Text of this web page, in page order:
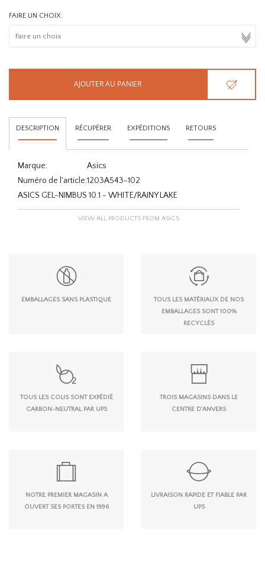
FAIRE UN CHOIX:
AJOUTER AU PANIER
DESCRIPTION RÉCUPÉRER EXPÉDITIONS RETOURS
Marque:
Asics
Numéro de l'article:1203A543-102
ASICS GEL-NIMBUS 10.1 - WHITE/RAINY LAKE
VIEW ALL PRODUCTS FROM ASICS
EMBALLAGES SANS PLASTIQUE
TOUS LES MATÉRIAUX DE NOS
EMBALLAGES SONT 100%
RECYCLÉS
TOUS LES COLIS SONT EXPÉDIÉ
CARBON-NEUTRAL PAR UPS
TROIS MAGASINS DANS LE
CENTRE D'ANVERS
NOTRE PREMIER MAGASIN A
OUVERT SES PORTES EN 1996
LIVRAISON RAPIDE ET FIABLE PAR
UPS